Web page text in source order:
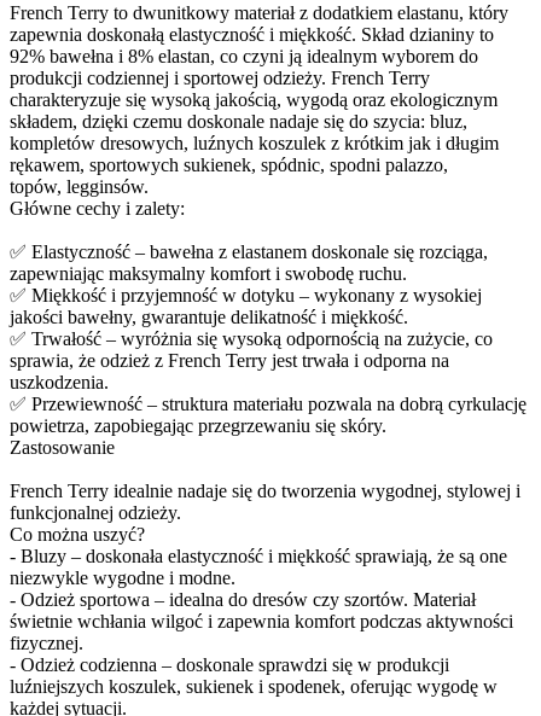
French Terry to dwunitkowy materiał z dodatkiem elastanu, który
zapewnia doskonałą elastyczność i miękkość. Skład dzianiny to
92% bawełna i 8% elastan, co czyni ją idealnym wyborem do
produkcji codziennej i sportowej odzieży. French Terry
charakteryzuje się wysoką jakością, wygodą oraz ekologicznym
składem, dzięki czemu doskonale nadaje się do szycia: bluz,
kompletów dresowych, luźnych koszulek z krótkim jak i długim
rękawem, sportowych sukienek, spódnic, spodni palazzo,
topów, legginsów.
Główne cechy i zalety:
✅ Elastyczność – bawełna z elastanem doskonale się rozciąga,
zapewniając maksymalny komfort i swobodę ruchu.
✅ Miękkość i przyjemność w dotyku – wykonany z wysokiej
jakości bawełny, gwarantuje delikatność i miękkość.
✅ Trwałość – wyróżnia się wysoką odpornością na zużycie, co
sprawia, że odzież z French Terry jest trwała i odporna na
uszkodzenia.
✅ Przewiewność – struktura materiału pozwala na dobrą cyrkulację
powietrza, zapobiegając przegrzewaniu się skóry.
Zastosowanie
French Terry idealnie nadaje się do tworzenia wygodnej, stylowej i
funkcjonalnej odzieży.
Co można uszyć?
- Bluzy – doskonała elastyczność i miękkość sprawiają, że są one
niezwykle wygodne i modne.
- Odzież sportowa – idealna do dresów czy szortów. Materiał
świetnie wchłania wilgoć i zapewnia komfort podczas aktywności
fizycznej.
- Odzież codzienna – doskonale sprawdzi się w produkcji
luźniejszych koszulek, sukienek i spodenek, oferując wygodę w
każdej sytuacji.